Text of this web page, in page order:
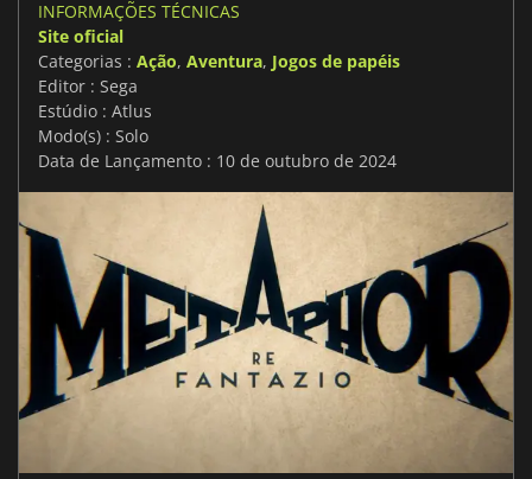
INFORMAÇÕES TÉCNICAS
Site oficial
Categorias : Ação, Aventura, Jogos de papéis
Editor : Sega
Estúdio : Atlus
Modo(s) : Solo
Data de Lançamento : 10 de outubro de 2024